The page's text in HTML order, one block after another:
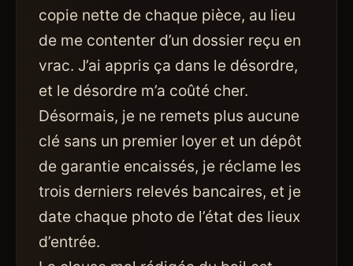
copie nette de chaque pièce, au lieu
de me contenter d’un dossier reçu en
vrac. J’ai appris ça dans le désordre,
et le désordre m’a coûté cher.
Désormais, je ne remets plus aucune
clé sans un premier loyer et un dépôt
de garantie encaissés, je réclame les
trois derniers relevés bancaires, et je
date chaque photo de l’état des lieux
d’entrée.